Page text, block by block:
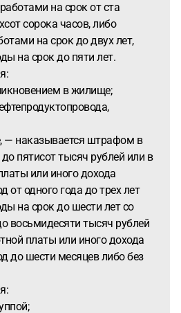
на срок от ста
сорока часов, либо
на срок до двух лет,
на срок до пяти лет.
в жилище;
— наказывается штрафом в
пятисот тысяч рублей или в
или иного дохода
от одного года до трех лет
на срок до шести лет со
восьмидесяти тысяч рублей
платы или иного дохода
до шести месяцев либо без